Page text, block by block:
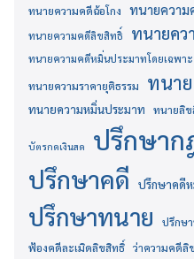
ทนายความคดีฉ้อโกง ทนายควา
ทนายความคดีลิขสิทธิ์
ทนายคว
ทนายความคดีหมิ่นประมาทโดยเฉพาะ
ทนายความราคายุติธรรม ทนา
ทนายความหมิ่นประมาท ทนายลิ
บัตรกดเงินสด ปรึกษาก
ปรึกษาคดี ปรึกษาคดี
ปรึกษาทนาย ปรึกษ
ฟ้องคดีละเมิดลิขสิทธิ์ ว่าความคดีลิ